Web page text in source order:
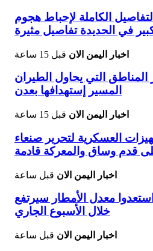
الكاملة لإحباط هجوم
في الحديدة تفاصيل مثيرة
اخبار اليمن الان قبل 15 ساعة
التي يحاول الطيران
المسير إستهدافها بعدن
اخبار اليمن الان قبل 15 ساعة
العسكرية لتحرير صنعاء
قدم وساق والمعركة قادمة
اخبار اليمن الان قبل ساعة
معدل الأمطار سيرتفع
خلال الأسبوع الجاري
اخبار اليمن الان قبل ساعة